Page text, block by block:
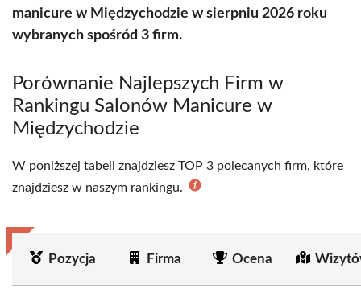
manicure w Międzychodzie w sierpniu 2026 roku
wybranych spośród 3 firm.
Porównanie Najlepszych Firm w
Rankingu Salonów Manicure w
Międzychodzie
W poniższej tabeli znajdziesz TOP 3 polecanych firm, które
znajdziesz w naszym rankingu.
Pozycja Firma Ocena